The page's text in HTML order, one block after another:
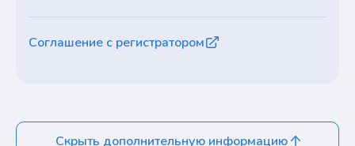
Соглашение с регистратором
Скрыть дополнительную информацию